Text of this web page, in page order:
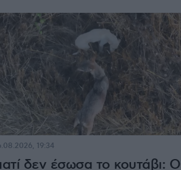
δεν έσωσα το κουτάβι: Ο
19:34